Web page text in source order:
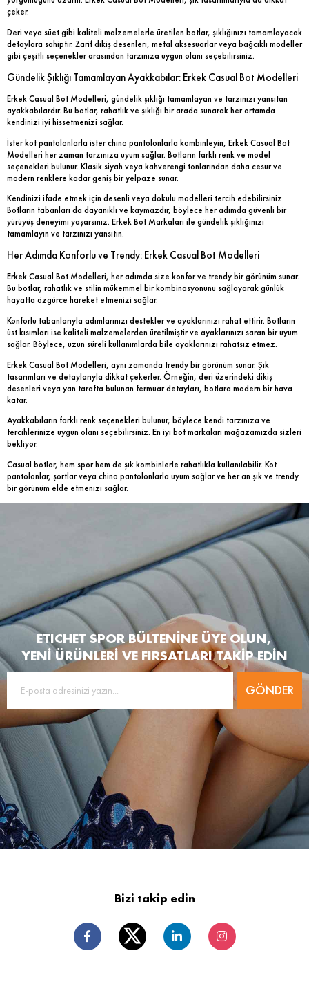
çeker.
Deri veya süet gibi kaliteli malzemelerle üretilen botlar, şıklığınızı tamamlayacak
detaylara sahiptir. Zarif dikiş desenleri, metal aksesuarlar veya bağcıklı modeller
gibi çeşitli seçenekler arasından tarzınıza uygun olanı seçebilirsiniz.
Gündelik Şıklığı Tamamlayan Ayakkabılar: Erkek Casual Bot Modelleri
Erkek Casual Bot Modelleri, gündelik şıklığı tamamlayan ve tarzınızı yansıtan
ayakkabılardır. Bu botlar, rahatlık ve şıklığı bir arada sunarak her ortamda
kendinizi iyi hissetmenizi sağlar.
İster kot pantolonlarla ister chino pantolonlarla kombinleyin, Erkek Casual Bot
Modelleri her zaman tarzınıza uyum sağlar. Botların farklı renk ve model
seçenekleri bulunur. Klasik siyah veya kahverengi tonlarından daha cesur ve
modern renklere kadar geniş bir yelpaze sunar.
Kendinizi ifade etmek için desenli veya dokulu modelleri tercih edebilirsiniz.
Botların tabanları da dayanıklı ve kaymazdır, böylece her adımda güvenli bir
yürüyüş deneyimi yaşarsınız. Erkek Bot Markaları ile gündelik şıklığınızı
tamamlayın ve tarzınızı yansıtın.
Her Adımda Konforlu ve Trendy: Erkek Casual Bot Modelleri
Erkek Casual Bot Modelleri, her adımda size konfor ve trendy bir görünüm sunar.
Bu botlar, rahatlık ve stilin mükemmel bir kombinasyonunu sağlayarak günlük
hayatta özgürce hareket etmenizi sağlar.
Konforlu tabanlarıyla adımlarınızı destekler ve ayaklarınızı rahat ettirir. Botların
üst kısımları ise kaliteli malzemelerden üretilmiştir ve ayaklarınızı saran bir uyum
sağlar. Böylece, uzun süreli kullanımlarda bile ayaklarınızı rahatsız etmez.
Erkek Casual Bot Modelleri, aynı zamanda trendy bir görünüm sunar. Şık
tasarımları ve detaylarıyla dikkat çekerler. Örneğin, deri üzerindeki dikiş
desenleri veya yan tarafta bulunan fermuar detayları, botlara modern bir hava
katar.
Ayakkabıların farklı renk seçenekleri bulunur, böylece kendi tarzınıza ve
tercihlerinize uygun olanı seçebilirsiniz. En iyi bot markaları mağazamızda sizleri
bekliyor.
Casual botlar, hem spor hem de şık kombinlerle rahatlıkla kullanılabilir. Kot
pantolonlar, şortlar veya chino pantolonlarla uyum sağlar ve her an şık ve trendy
bir görünüm elde etmenizi sağlar.
ETICHET SPOR BÜLTENİNE ÜYE OLUN,
YENİ ÜRÜNLERİ VE FIRSATLARI TAKİP EDİN
GÖNDER
Bizi takip edin